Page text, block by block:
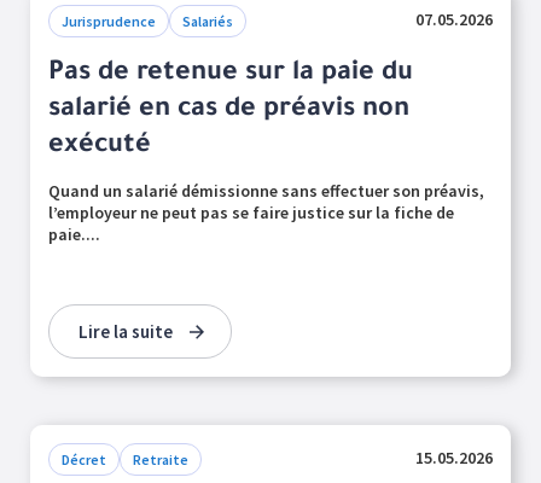
Jurisprudence Salariés 07.05.2026
Pas de retenue sur la paie du
salarié en cas de préavis non
exécuté
Quand un salarié démissionne sans effectuer son préavis,
l’employeur ne peut pas se faire justice sur la fiche de
paie....
Lire la suite
Décret Retraite 15.05.2026